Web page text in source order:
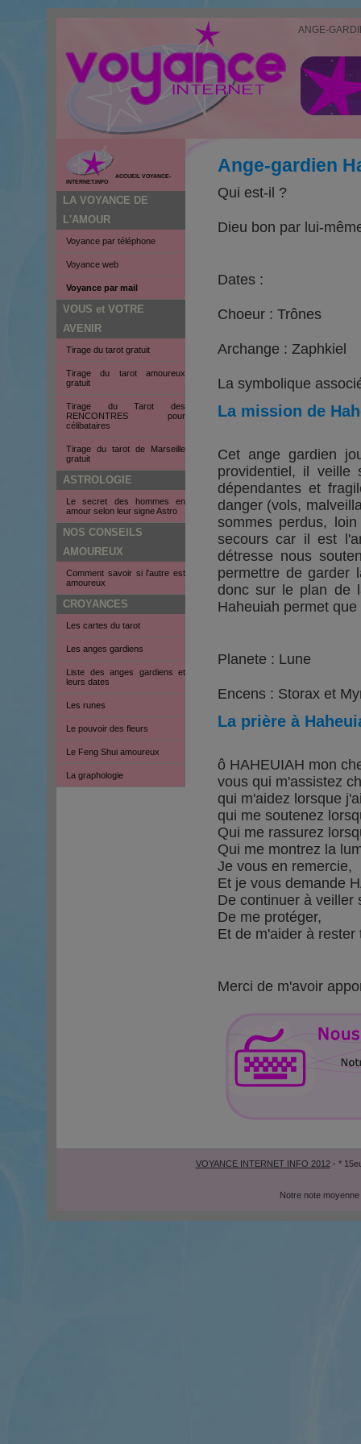
ANGE-
ACCUEIL VOYANCE-
INTERNET.INFO
LA VOYANCE DE
L'AMOUR
Voyance par téléphone
Voyance web
Voyance par mail
VOUS et VOTRE
AVENIR
Tirage du tarot gratuit
Tirage du tarot amoureux
gratuit
Tirage du Tarot des
RENCONTRES pour
célibataires
Tirage du tarot de Marseille
gratuit
ASTROLOGIE
Le secret des hommes en
amour selon leur signe Astro
NOS CONSEILS
AMOUREUX
Comment savoir si l'autre est
amoureux
CROYANCES
Les cartes du tarot
Les anges gardiens
Liste des anges gardiens et
leurs dates
Les runes
Le pouvoir des fleurs
Le Feng Shui amoureux
La graphologie
Ange-gardien
Qui est-il ?
Dieu bon par lui-
Dates :
Choeur : Trônes
Archange : Zaphkiel
La symbolique
La mission de
Cet ange gardien
providentiel, il veille
dépendantes et
danger (vols,
sommes perdus,
secours car il est
détresse nous
permettre de garder
donc sur le plan de
Haheuiah permet
Planete : Lune
Encens : Storax et
La prière à
ô HAHEUIAH mon
vous qui m'assistez
qui m'aidez lorsque
qui me soutenez
Qui me rassurez
Qui me montrez la
Je vous en remercie,
Et je vous demande
De continuer à veiller
De me protéger,
Et de m'aider à
Merci de m'avoir
VOYANCE INTERNET INFO 2012- *
Notre note